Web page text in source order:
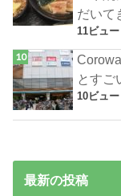
だいて
11ビュー
とすご
10ビュー
最新の投稿